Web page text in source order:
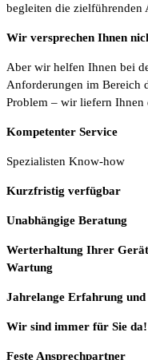
begleiten die zielführenden
Wir versprechen Ihnen
Aber wir helfen Ihnen bei
Anforderungen im Bereich
Problem – wir liefern Ihnen
Kompetenter Service
Spezialisten Know-how
Kurzfristig verfügbar
Unabhängige Beratung
Werterhaltung Ihrer
Wartung
Jahrelange Erfahrung und
Wir sind immer für Sie da!
Feste Ansprechpartner